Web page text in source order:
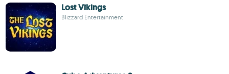
Lost Vikings
Blizzard Entertainment